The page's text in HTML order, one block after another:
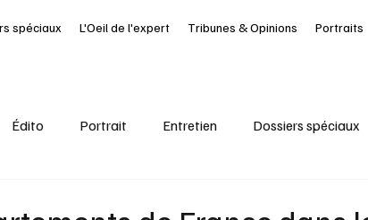
spéciaux L'Oeil de l'expert Tribunes & Opinions Portraits
Édito Portrait Entretien Dossiers spéciaux